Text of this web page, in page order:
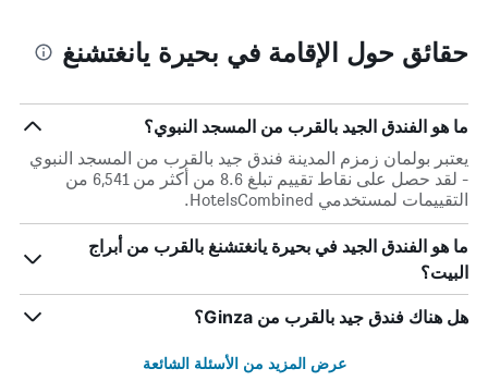
حقائق حول الإقامة في بحيرة يانغتشنغ
ما هو الفندق الجيد بالقرب من المسجد النبوي؟
يعتبر بولمان زمزم المدينة فندق جيد بالقرب من المسجد النبوي
- لقد حصل على نقاط تقييم تبلغ 8.6 من أكثر من 6,541 من
التقييمات لمستخدمي HotelsCombined.
ما هو الفندق الجيد في بحيرة يانغتشنغ بالقرب من أبراج
البيت؟
هل هناك فندق جيد بالقرب من Ginza؟
عرض المزيد من الأسئلة الشائعة